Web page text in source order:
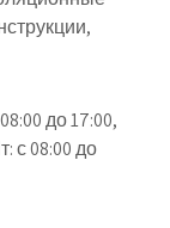
до 17:00,
с 08:00 до